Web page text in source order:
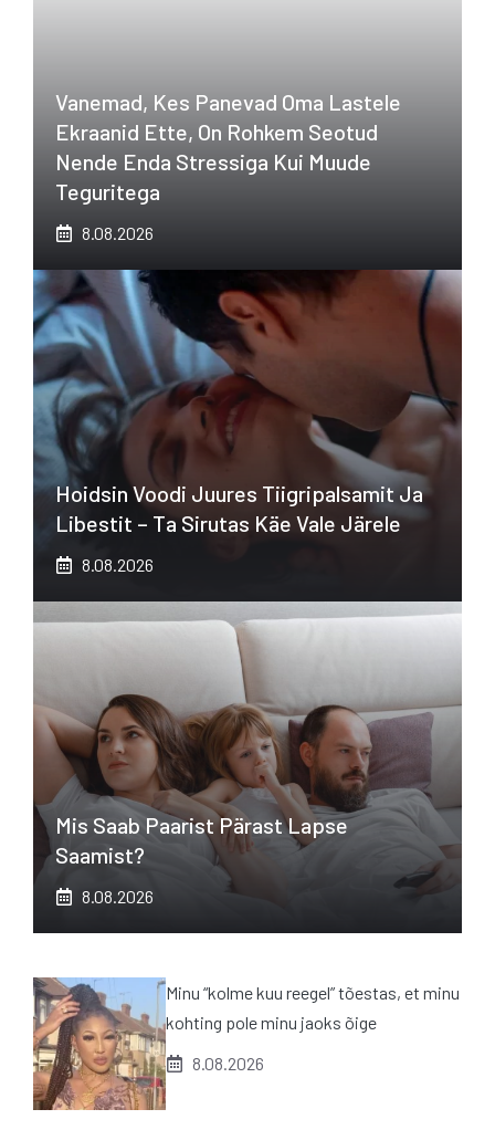
Vanemad, Kes Panevad Oma Lastele
Ekraanid Ette, On Rohkem Seotud
Nende Enda Stressiga Kui Muude
Teguritega
8.08.2026
Hoidsin Voodi Juures Tiigripalsamit Ja
Libestit – Ta Sirutas Käe Vale Järele
8.08.2026
Mis Saab Paarist Pärast Lapse
Saamist?
8.08.2026
Minu “kolme kuu reegel” tõestas, et minu
kohting pole minu jaoks õige
8.08.2026